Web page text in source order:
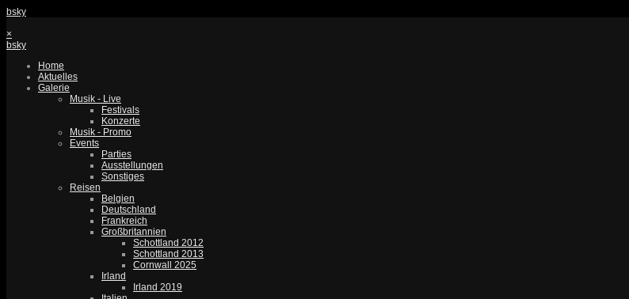
bsky
×
bsky
Home
Aktuelles
Galerie
Musik - Live
Festivals
Konzerte
Musik - Promo
Events
Parties
Ausstellungen
Sonstiges
Reisen
Belgien
Deutschland
Frankreich
Großbritannien
Schottland 2012
Schottland 2013
Cornwall 2025
Irland
Irland 2019